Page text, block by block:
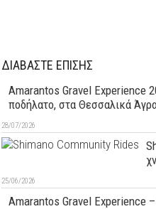
ΔΙΑΒΑΣΤΕ ΕΠΙΣΗΣ
Amarantos Gravel Experience
ποδήλατο, στα Θεσσαλικά
28/07/2026
25/06/2026
Amarantos Gravel Experience